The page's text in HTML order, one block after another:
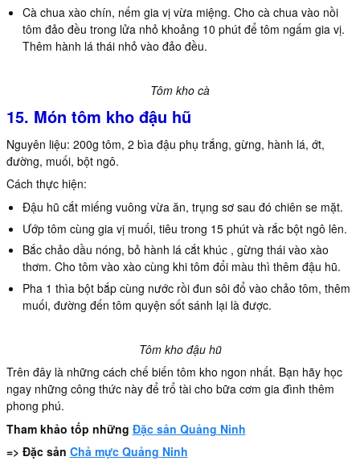
Cà chua xào chín, nếm gia vị vừa miệng. Cho cà chua vào nồi
tôm đảo đều trong lửa nhỏ khoảng 10 phút để tôm ngấm gia vị.
Thêm hành lá thái nhỏ vào đảo đều.
Tôm kho cà
15. Món tôm kho đậu hũ
Nguyên liệu: 200g tôm, 2 bìa đậu phụ trắng, gừng, hành lá, ớt,
đường, muối, bột ngô.
Cách thực hiện:
Đậu hũ cắt miếng vuông vừa ăn, trụng sơ sau đó chiên se mặt.
Ướp tôm cùng gia vị muối, tiêu trong 15 phút và rắc bột ngô lên.
Bắc chảo dầu nóng, bỏ hành lá cắt khúc , gừng thái vào xào
thơm. Cho tôm vào xào cùng khi tôm đổi màu thì thêm đậu hũ.
Pha 1 thìa bột bắp cùng nước rồi đun sôi đổ vào chảo tôm, thêm
muối, đường đến tôm quyện sốt sánh lại là được.
Tôm kho đậu hũ
Trên đây là những cách chế biến tôm kho ngon nhất. Bạn hãy học
ngay những công thức này để trổ tài cho bữa cơm gia đình thêm
phong phú.
Tham khảo tốp những Đặc sản Quảng Ninh
=> Đặc sản Chả mực Quảng Ninh